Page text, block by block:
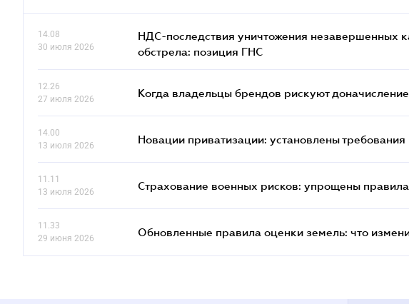
14.08
30 июля 2026
НДС-последствия уничтожения незавершенных
обстрела: позиция ГНС
12.26
27 июля 2026
Когда владельцы брендов рискуют
14.00
13 июля 2026
Новации приватизации: установлены
11.11
13 июля 2026
Страхование военных рисков: упрощены
11.33
29 июня 2026
Обновленные правила оценки земель: что